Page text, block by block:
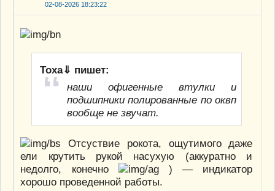
02-08-2026 18:23:22
Тоха⇓ пишет:
наши офигенные втулки и
подшипники полированные по оквп
вообще не звучат.
Отсуствие рокота, ощутимого даже
ели крутить рукой насухую (аккуратно и
недолго, конечно
) — индикатор
хорошо проведенной работы.